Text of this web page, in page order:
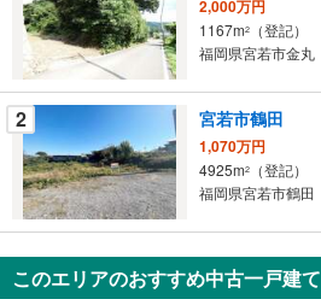
取
る
・
条
件
を
マ
イ
ペ
ー
ジ
2,000万円
1167m2
（登記）
福岡県宮若市金丸
2 宮若市鶴田
1,070万円
4925m2
（登記）
福岡県宮若市鶴田
このエリアのおすすめ中古一戸建て